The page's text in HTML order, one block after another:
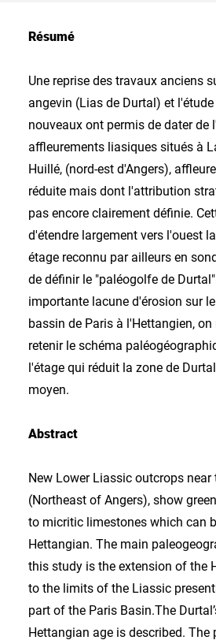
Résumé
Une reprise des travaux anciens
angevin (Lias de Durtal) et
nouveaux ont permis de dater de
affleurements liasiques situés à
Huillé, (nord-est d'Angers),
réduite mais dont l'attribution
pas encore clairement définie.
d'étendre largement vers l'ouest
étage reconnu par ailleurs en
de définir le "paléogolfe de
importante lacune d'érosion sur
bassin de Paris à l'Hettangien,
retenir le schéma
l'étage qui réduit la zone de
moyen.
Abstract
New Lower Liassic outcrops near
(Northeast of Angers), show
to micritic limestones which can
Hettangian. The main
this study is the extension of the
to the limits of the Liassic
part of the Paris Basin.The
Hettangian age is described. The